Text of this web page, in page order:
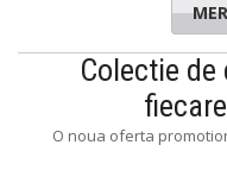
Colectie
O noua oferta